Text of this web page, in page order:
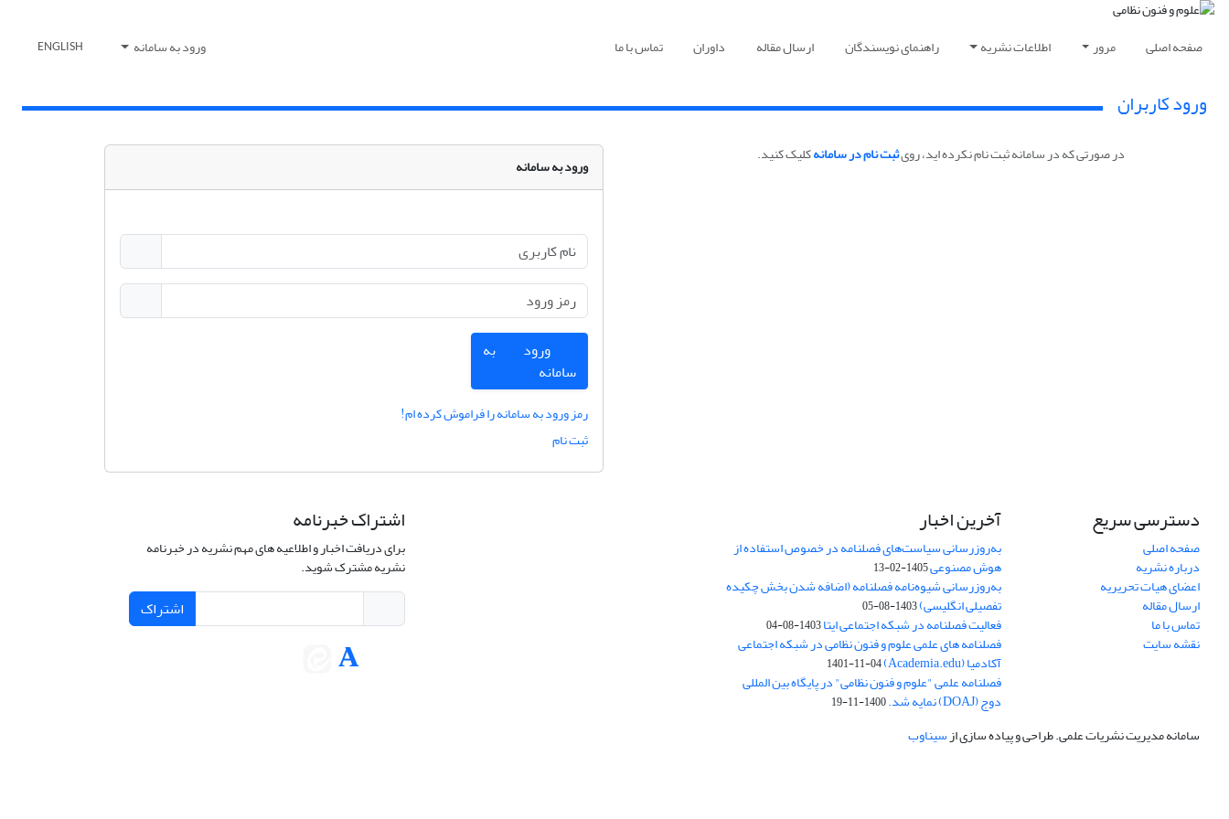
صفحه اصلی مرور اطلاعات نشریه راهنمای نویسندگان ارسال مقاله داوران تماس با ما ورود به سامانه ENGLISH
ورود کاربران
در صورتی که در سامانه ثبت نام نکرده اید، رویثبت نام در سامانهکلیک کنید.
ورود به سامانه
ورود به
سامانه
رمز ورود به سامانه را فراموش کرده ام!
ثبت نام
دسترسی سریع
صفحه اصلی
درباره نشریه
اعضای هیات تحریریه
ارسال مقاله
تماس با ما
نقشه سایت
آخرین اخبار
به‌روزرسانی سیاست‌های فصلنامه در خصوص استفاده از
هوش مصنوعی1405-02-13
به‌روزرسانی شیوه‌نامه فصلنامه (اضافه شدن بخش چکیده
تفصیلی انگلیسی)1403-08-05
فعالیت فصلنامه در شبکه اجتماعی ایتا1403-08-04
فصلنامه های علمی علوم و فنون نظامی در شبکه اجتماعی
آکادمیا (Academia.edu) 1401-11-04
فصلنامه علمی "علوم و فنون نظامی" در پایگاه بین المللی
دوج (DOAJ) نمایه شد. 1400-11-19
اشتراک خبرنامه
برای دریافت اخبار و اطلاعیه های مهم نشریه در خبرنامه
نشریه مشترک شوید.
اشتراک
سامانه مدیریت نشریات علمی.طراحی و پیاده سازی ازسیناوب